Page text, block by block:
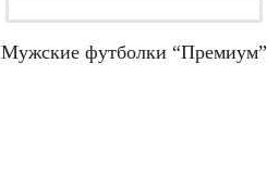
Мужские футболки “Премиум”